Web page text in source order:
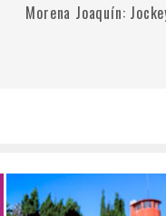
Morena Joaquín: